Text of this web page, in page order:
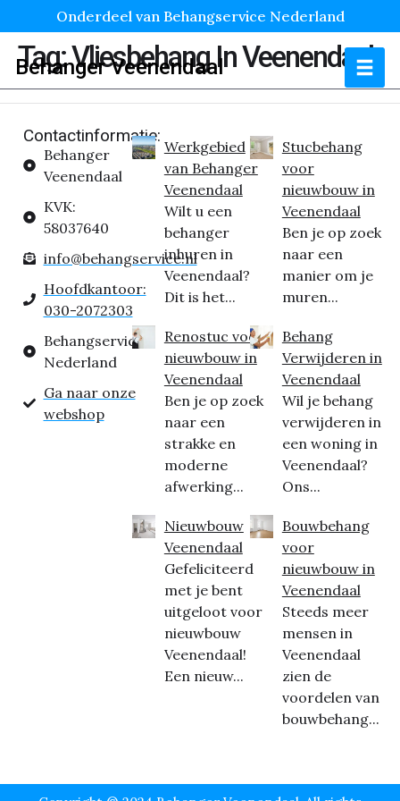
Onderdeel van Behangservice Nederland
Behanger Veenendaal
Tag:Vliesbehang In Veenendaal
Contactinformatie:
Behanger
Veenendaal
KVK:
58037640
info@behangservice.nl
Hoofdkantoor:
030-2072303
Behangservice
Nederland
Ga naar onze
webshop
Werkgebied
van Behanger
Veenendaal
Wilt u een
behanger
inhuren in
Veenendaal?
Dit is het...
Renostuc voor
nieuwbouw in
Veenendaal
Ben je op zoek
naar een
strakke en
moderne
afwerking...
Nieuwbouw
Veenendaal
Gefeliciteerd
met je bent
uitgeloot voor
nieuwbouw
Veenendaal!
Een nieuw...
Stucbehang
voor
nieuwbouw in
Veenendaal
Ben je op zoek
naar een
manier om je
muren...
Behang
Verwijderen in
Veenendaal
Wil je behang
verwijderen in
een woning in
Veenendaal?
Ons...
Bouwbehang
voor
nieuwbouw in
Veenendaal
Steeds meer
mensen in
Veenendaal
zien de
voordelen van
bouwbehang...